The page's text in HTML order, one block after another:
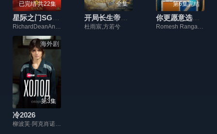
已完结 共22集
星际之门SG-1 第四季
RichardDeanAnderson,AmandaTapping
全集
开局长生帝族，你让我寒门逆袭
杜雨宸,方若兮
第6集完结
你更愿意选择：生存
Romesh Ranganathan,Elz the Witch,Chloe Burrows
海外剧
第3集
冷2026
柳波芙·阿克肖诺娃,琳达·拉宾什,彼得·费奥多罗夫,拉丽萨·古泽耶娃,奥列格·瓦西里科夫,阿纳斯塔西娅·米希纳,Denis Prytkov,Kseniya Katalymova,Evgeniy Kharitonov,弗谢沃罗德·沃洛丁,Mikhail Konovalov,Aleksandr Averin,亚历山大·克罗特科夫,Maksim Boyko,亚历山德拉·巴巴斯基纳,Aleksandr Shakhov,Maksim Dromashko,Yuliya Salmina,阿纳斯塔西娅·伏拉索娃,Taya